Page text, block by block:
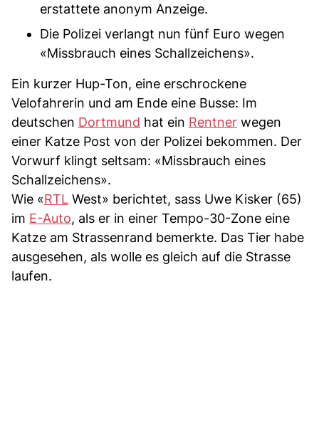
erstattete anonym Anzeige.
Die Polizei verlangt nun fünf Euro wegen
«Missbrauch eines Schallzeichens».
Ein kurzer Hup-Ton, eine erschrockene
Velofahrerin und am Ende eine Busse: Im
deutschen Dortmund hat ein Rentner wegen
einer Katze Post von der Polizei bekommen. Der
Vorwurf klingt seltsam: «Missbrauch eines
Schallzeichens».
Wie «RTL West» berichtet, sass Uwe Kisker (65)
im E-Auto, als er in einer Tempo-30-Zone eine
Katze am Strassenrand bemerkte. Das Tier habe
ausgesehen, als wolle es gleich auf die Strasse
laufen.